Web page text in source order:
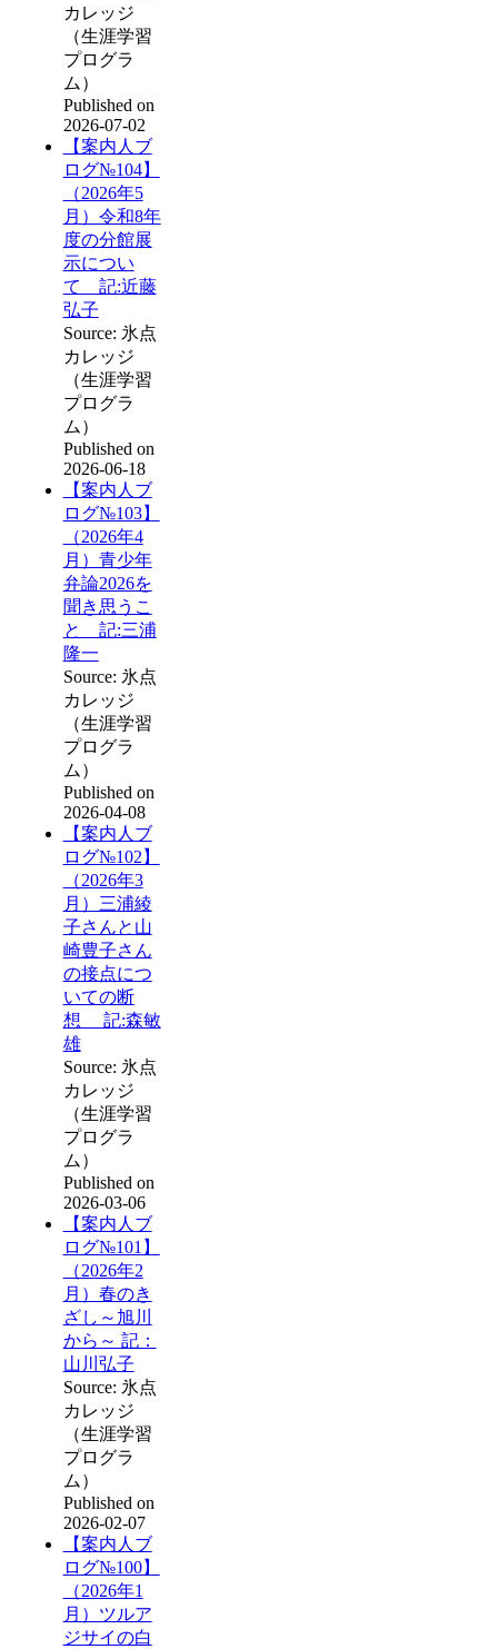
カレッジ
（生涯学習
プログラ
ム）
Published on
2026-07-02
【案内人ブ
ログ№104】
（2026年5
月）令和8年
度の分館展
示につい
て 記:近藤
弘子
Source: 氷点
カレッジ
（生涯学習
プログラ
ム）
Published on
2026-06-18
【案内人ブ
ログ№103】
（2026年4
月）青少年
弁論2026を
聞き思うこ
と 記:三浦
隆一
Source: 氷点
カレッジ
（生涯学習
プログラ
ム）
Published on
2026-04-08
【案内人ブ
ログ№102】
（2026年3
月）三浦綾
子さんと山
崎豊子さん
の接点につ
いての断
想 記:森敏
雄
Source: 氷点
カレッジ
（生涯学習
プログラ
ム）
Published on
2026-03-06
【案内人ブ
ログ№101】
（2026年2
月）春のき
ざし～旭川
から～ 記：
山川弘子
Source: 氷点
カレッジ
（生涯学習
プログラ
ム）
Published on
2026-02-07
【案内人ブ
ログ№100】
（2026年1
月）ツルア
ジサイの白